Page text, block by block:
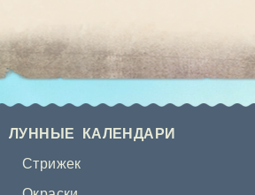
ЛУННЫЕ КАЛЕНДАРИ
Стрижек